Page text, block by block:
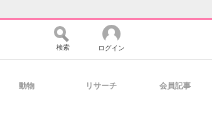
検索 ログイン
動物 リサーチ 会員記事